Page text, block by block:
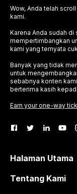
Wow, Anda telah
kami.
Karena Anda sudah di
mempertimbangkan
kami yang ternyata
Banyak yang tidak
untuk
sebabnya konten
berterima kasih
Earn your one-way
Halaman Utama
Tentang Kami